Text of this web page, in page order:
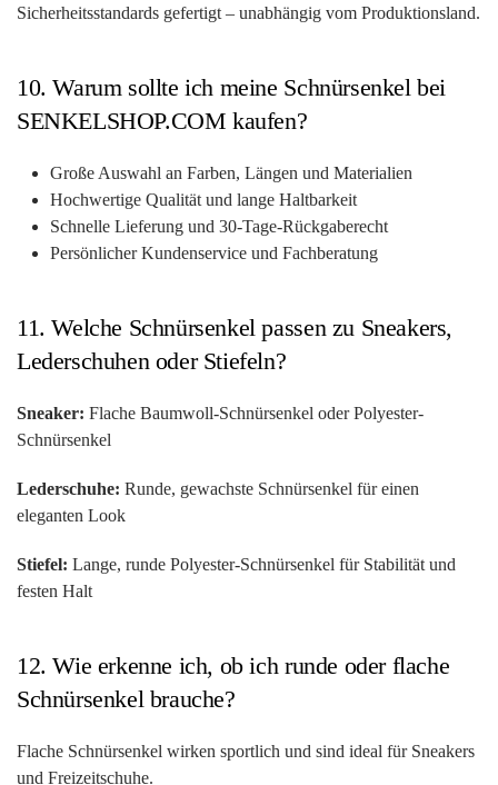
Sicherheitsstandards gefertigt – unabhängig vom Produktionsland.
10. Warum sollte ich meine Schnürsenkel bei
SENKELSHOP.COM kaufen?
Große Auswahl an Farben, Längen und Materialien
Hochwertige Qualität und lange Haltbarkeit
Schnelle Lieferung und 30-Tage-Rückgaberecht
Persönlicher Kundenservice und Fachberatung
11. Welche Schnürsenkel passen zu Sneakers,
Lederschuhen oder Stiefeln?
Sneaker: Flache Baumwoll-Schnürsenkel oder Polyester-
Schnürsenkel
Lederschuhe: Runde, gewachste Schnürsenkel für einen
eleganten Look
Stiefel: Lange, runde Polyester-Schnürsenkel für Stabilität und
festen Halt
12. Wie erkenne ich, ob ich runde oder flache
Schnürsenkel brauche?
Flache Schnürsenkel wirken sportlich und sind ideal für Sneakers
und Freizeitschuhe.